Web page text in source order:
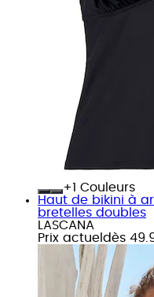
+
Couleurs
Haut de bikini à
bretelles doubles
LASCANA
Prix actuel dès